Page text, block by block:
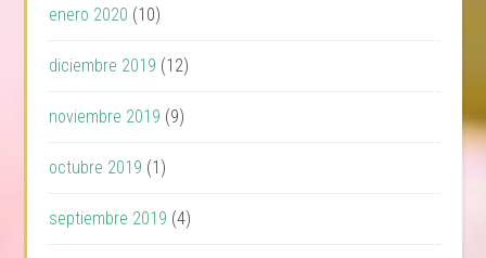
enero 2020 (10)
diciembre 2019 (12)
noviembre 2019 (9)
octubre 2019 (1)
septiembre 2019 (4)